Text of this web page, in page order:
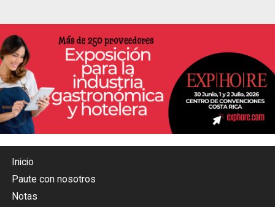
Inicio
Paute con nosotros
Notas